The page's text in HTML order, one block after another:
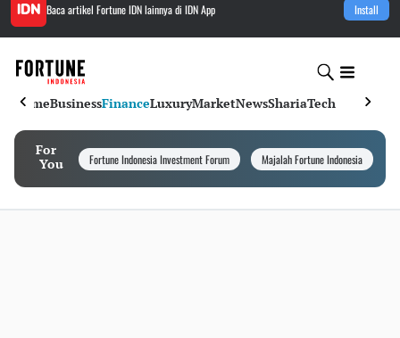
Baca artikel Fortune IDNlainnya di IDN App Install
HomeBusinessFinanceLuxuryMarketNewsShariaTech
For
You
Fortune Indonesia Investment Forum Majalah Fortune Indonesia